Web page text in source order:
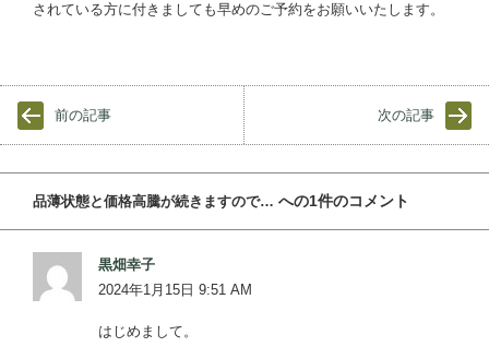
されている方に付きましても早めのご予約をお願いいたします。
前の記事 次の記事
品薄状態と価格高騰が続きますので… への1件のコメント
黒畑幸子
2024年1月15日 9:51 AM
はじめまして。